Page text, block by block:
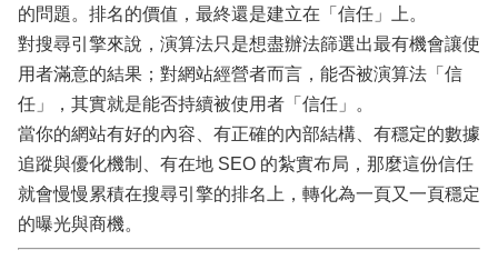
的問題。排名的價值，最終還是建立在「信任」上。
對搜尋引擎來說，演算法只是想盡辦法篩選出最有機會讓使
用者滿意的結果；對網站經營者而言，能否被演算法「信
任」，其實就是能否持續被使用者「信任」。
當你的網站有好的內容、有正確的內部結構、有穩定的數據
追蹤與優化機制、有在地 SEO 的紮實布局，那麼這份信任
就會慢慢累積在搜尋引擎的排名上，轉化為一頁又一頁穩定
的曝光與商機。